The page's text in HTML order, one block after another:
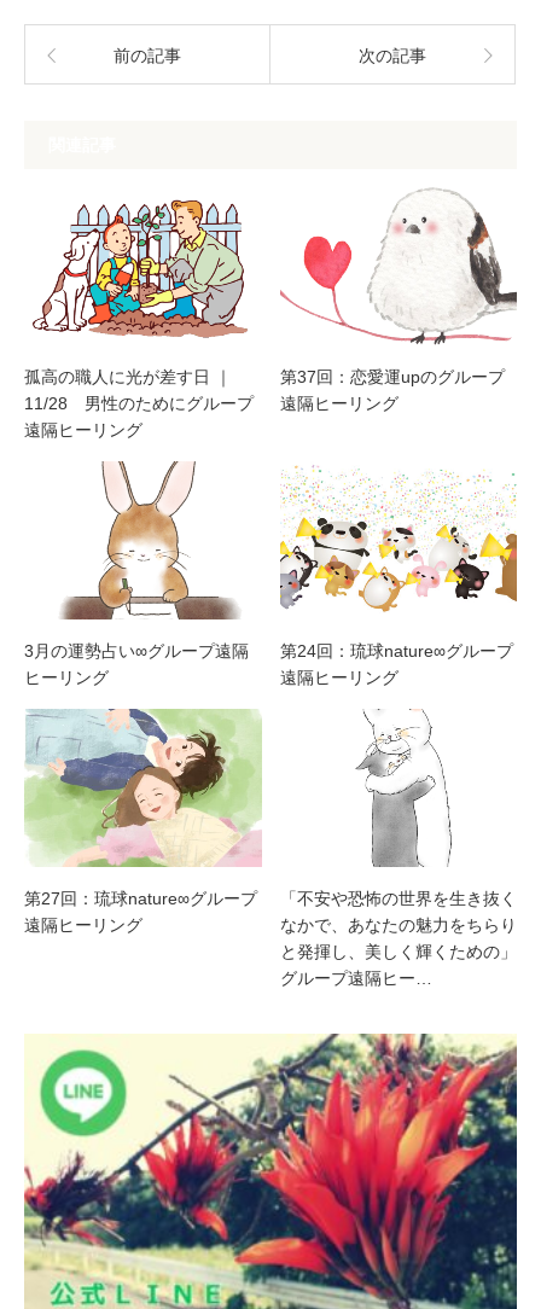
前の記事 次の記事
孤高の職人に光が差す日 ｜
11/28 男性のためにグループ
遠隔ヒーリング
第37回：恋愛運upのグループ
遠隔ヒーリング
3月の運勢占い∞グループ遠隔
ヒーリング
第24回：琉球nature∞グループ
遠隔ヒーリング
第27回：琉球nature∞グループ
遠隔ヒーリング
「不安や恐怖の世界を生き抜く
なかで、あなたの魅力をちらり
と発揮し、美しく輝くための」
グループ遠隔ヒー…